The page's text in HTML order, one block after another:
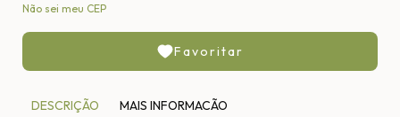
Não sei meu CEP
Favoritar
DESCRIÇÃO MAIS INFORMACÃO